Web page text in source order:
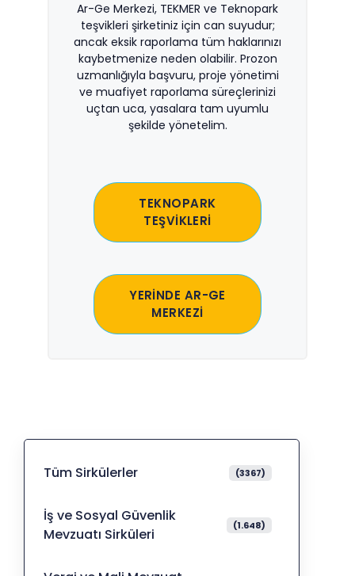
Ar-Ge Merkezi, TEKMER ve Teknopark
teşvikleri şirketiniz için can suyudur;
ancak eksik raporlama tüm haklarınızı
kaybetmenize neden olabilir. Prozon
uzmanlığıyla başvuru, proje yönetimi
ve muafiyet raporlama süreçlerinizi
uçtan uca, yasalara tam uyumlu
şekilde yönetelim.
TEKNOPARK
TEŞVİKLERİ
YERİNDE AR-GE
MERKEZİ
Tüm Sirkülerler (3367)
İş ve Sosyal Güvenlik
Mevzuatı Sirküleri
(1.648)